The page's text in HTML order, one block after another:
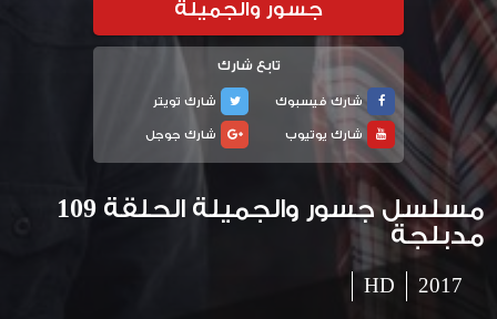
جسور والجميلة
تابع شارك
شارك فيسبوك
شارك تويتر
شارك يوتيوب
شارك جوجل
مسلسل جسور والجميلة الحلقة 109
مدبلجة
2017
HD